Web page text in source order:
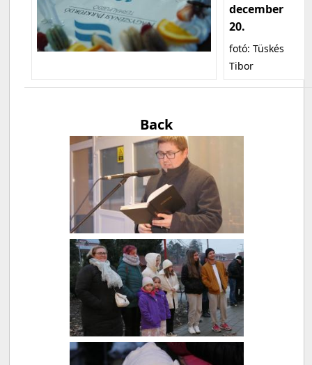
december
20.
fotó: Tüskés
Tibor
Back